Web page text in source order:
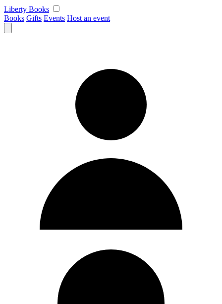
Skip
to
content
Liberty Books
Books Gifts Events Host an event